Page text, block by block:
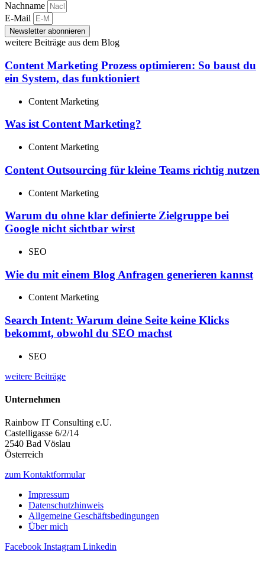
Nachname
E-Mail
Newsletter abonnieren
weitere Beiträge aus dem Blog
Content Marketing Prozess optimieren: So baust du
ein System, das funktioniert
Content Marketing
Was ist Content Marketing?
Content Marketing
Content Outsourcing für kleine Teams richtig nutzen
Content Marketing
Warum du ohne klar definierte Zielgruppe bei
Google nicht sichtbar wirst
SEO
Wie du mit einem Blog Anfragen generieren kannst
Content Marketing
Search Intent: Warum deine Seite keine Klicks
bekommt, obwohl du SEO machst
SEO
weitere Beiträge
Unternehmen
Rainbow IT Consulting e.U.
Castelligasse 6/2/14
2540 Bad Vöslau
Österreich
zum Kontaktformular
Impressum
Datenschutzhinweis
Allgemeine Geschäftsbedingungen
Über mich
Facebook Instagram Linkedin